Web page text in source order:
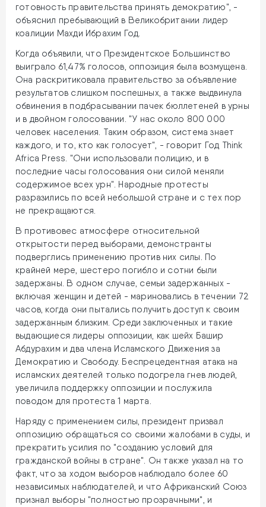
готовность правительства принять демократию", -
объяснил пребывающий в Великобритании лидер
коалиции Махди Ибрахим Год.
Когда объявили, что Президентское Большинство
выиграло 61,47% голосов, оппозиция была возмущена.
Она раскритиковала правительство за объявление
результатов слишком поспешных, а также выдвинула
обвинения в подбрасывании пачек бюллетеней в урны
и в двойном голосовании. "У нас около 800 000
человек населения. Таким образом, система знает
каждого, и то, кто как голосует", - говорит Год Think
Africa Press. "Они использовали полицию, и в
последние часы голосования они силой меняли
содержимое всех урн". Народные протесты
разразились по всей небольшой стране и с тех пор
не прекращаются.
В противовес атмосфере относительной
открытости перед выборами, демонстранты
подверглись применению против них силы. По
крайней мере, шестеро погибло и сотни были
задержаны. В одном случае, семьи задержанных -
включая женщин и детей - мариновались в течении 72
часов, когда они пытались получить доступ к своим
задержанным близким. Среди заключенных и такие
выдающиеся лидеры оппозиции, как шейх Башир
Абдурахим и два члена Исламского Движения за
Демократию и Свободу. Беспрецедентная атака на
исламских деятелей только подогрела гнев людей,
увеличила поддержку оппозиции и послужила
поводом для протеста 1 марта.
Наряду с применением силы, президент призвал
оппозицию обращаться со своими жалобами в суды, и
прекратить усилия по "созданию условий для
гражданской войны в стране". Он также указал на то
факт, что за ходом выборов наблюдало более 60
независимых наблюдателей, и что Африканский Союз
признал выборы "полностью прозрачными", и